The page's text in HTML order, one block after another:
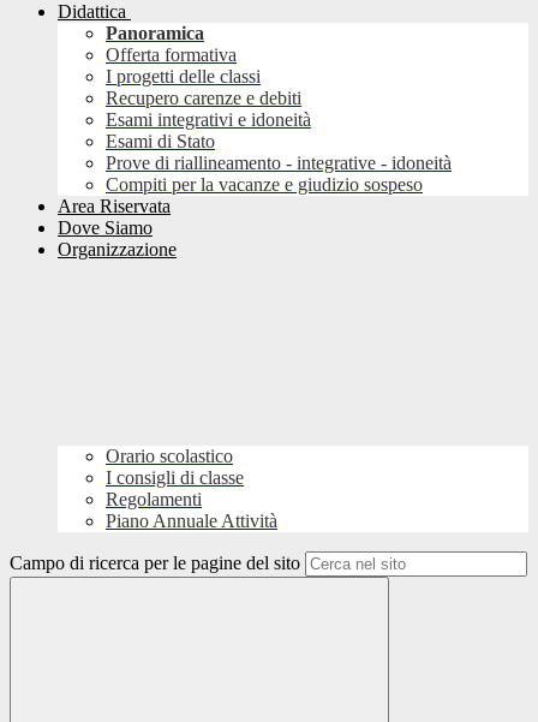
Didattica
Panoramica
Offerta formativa
I progetti delle classi
Recupero carenze e debiti
Esami integrativi e idoneità
Esami di Stato
Prove di riallineamento - integrative - idoneità
Compiti per la vacanze e giudizio sospeso
Area Riservata
Dove Siamo
Organizzazione
Orario scolastico
I consigli di classe
Regolamenti
Piano Annuale Attività
Campo di ricerca per le pagine del sito